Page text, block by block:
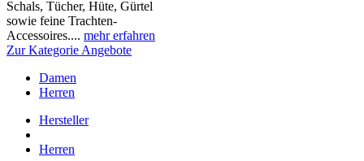
Schals, Tücher, Hüte, Gürtel
sowie feine Trachten-
Accessoires.... mehr erfahren
Zur Kategorie Angebote
Damen
Herren
Hersteller
Herren